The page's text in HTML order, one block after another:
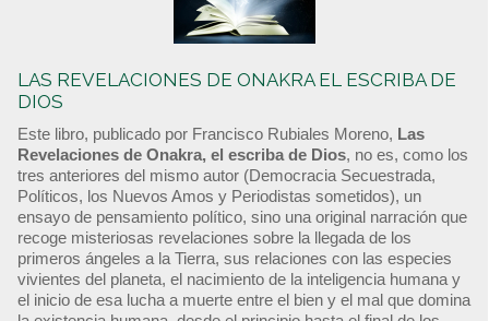
LAS REVELACIONES DE ONAKRA EL ESCRIBA DE
DIOS
Este libro, publicado por Francisco Rubiales Moreno, Las
Revelaciones de Onakra, el escriba de Dios, no es, como los
tres anteriores del mismo autor (Democracia Secuestrada,
Políticos, los Nuevos Amos y Periodistas sometidos), un
ensayo de pensamiento político, sino una original narración que
recoge misteriosas revelaciones sobre la llegada de los
primeros ángeles a la Tierra, sus relaciones con las especies
vivientes del planeta, el nacimiento de la inteligencia humana y
el inicio de esa lucha a muerte entre el bien y el mal que domina